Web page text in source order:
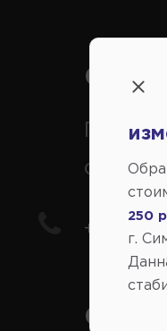
+7(978)
250
г.